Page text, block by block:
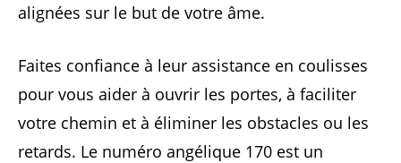
alignées sur le but de votre âme.
Faites confiance à leur assistance en coulisses
pour vous aider à ouvrir les portes, à faciliter
votre chemin et à éliminer les obstacles ou les
retards. Le numéro angélique 170 est un